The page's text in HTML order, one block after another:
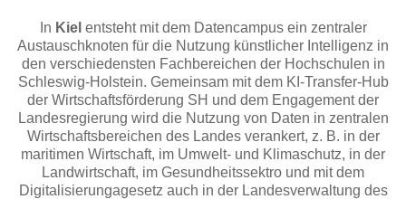
In Kiel entsteht mit dem Datencampus ein zentraler
Austauschknoten für die Nutzung künstlicher Intelligenz in
den verschiedensten Fachbereichen der Hochschulen in
Schleswig-Holstein. Gemeinsam mit dem KI-Transfer-Hub
der Wirtschaftsförderung SH und dem Engagement der
Landesregierung wird die Nutzung von Daten in zentralen
Wirtschaftsbereichen des Landes verankert, z. B. in der
maritimen Wirtschaft, im Umwelt- und Klimaschutz, in der
Landwirtschaft, im Gesundheitssektro und mit dem
Digitalisierungagesetz auch in der Landesverwaltung des